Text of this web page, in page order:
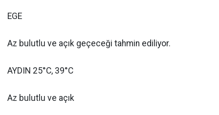
EGE
Az bulutlu ve açık geçeceği tahmin ediliyor.
AYDIN 25°C, 39°C
Az bulutlu ve açık